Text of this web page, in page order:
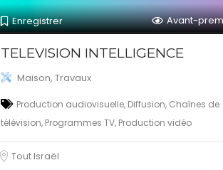
Enregistrer Avant-
TELEVISION INTELLIGENCE
Maison, Travaux
Production audiovisuelle, Diffusion, Chaînes de
télévision, Programmes TV, Production vidéo
Tout Israël